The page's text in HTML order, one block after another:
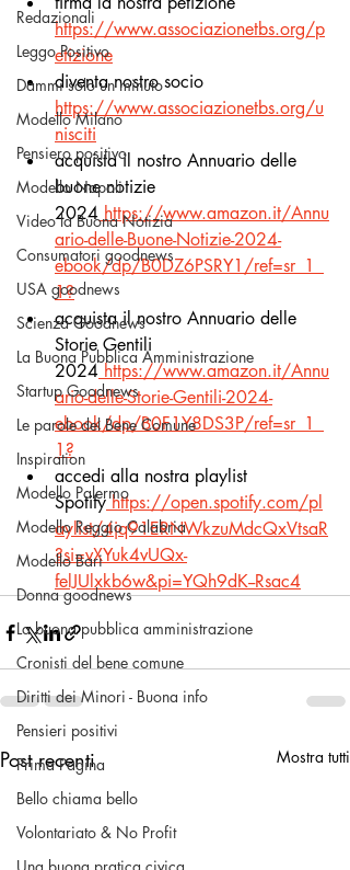
Redazionali
Leggo Positivo
Dammi solo un minuto
Modello Milano
Pensiero positivo
Modello Napoli
Video la Buona Notizia
Consumatori goodnews
USA goodnews
Scienza Goodnews
La Buona Pubblica Amministrazione
Startup Goodnews
Le parole del Bene Comune
Inspiration
Modello Palermo
Modello Reggio Calabria
Modello Bari
Donna goodnews
La buona pubblica amministrazione
Cronisti del bene comune
Diritti dei Minori - Buona info
Pensieri positivi
Prima Pagina
Bello chiama bello
Volontariato & No Profit
https://www.associazionetbs.org/p
etizione
diventa nostro socio
https://www.associazionetbs.org/u
nisciti
acquista il nostro Annuario delle
buone notizie
2024 https://www.amazon.it/Annu
ario-delle-Buone-Notizie-2024-
ebook/dp/B0DZ6PSRY1/ref=sr_1_
1?
acquista il nostro Annuario delle
Storie Gentili
2024 https://www.amazon.it/Annu
ario-delle-Storie-Gentili-2024-
ebook/dp/B0F1Y8DS3P/ref=sr_1_
1?
accedi alla nostra playlist
Spotify https://open.spotify.com/pl
aylist/4jq91ERNWkzuMdcQxVtsaR
?si=vXYuk4vUQx-
felJUlxkb6w&pi=YQh9dK--Rsac4
Post recenti Mostra tutti